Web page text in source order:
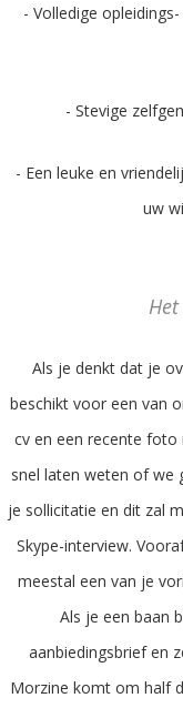
- Volledige
- Stevige
- Een leuke en
uw
Als je denkt dat je
beschikt voor een van
cv en een recente foto
snel laten weten of we
je sollicitatie en dit zal
Skype-interview.
meestal een van je
Als je een baan
aanbiedingsbrief en
Morzine komt om half